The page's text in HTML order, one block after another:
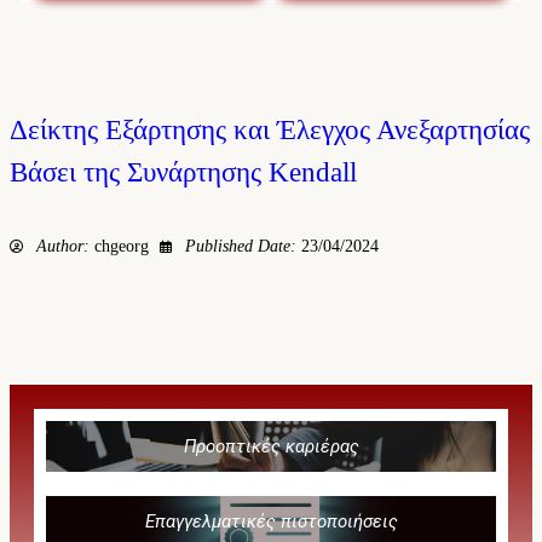
Δείκτης Εξάρτησης και Έλεγχος Ανεξαρτησίας
Βάσει της Συνάρτησης Kendall
Author: chgeorg Published Date: 23/04/2024
Προοπτικές καριέρας
Επαγγελματικές πιστοποιήσεις